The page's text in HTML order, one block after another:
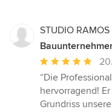
STUDIO RAMOS
Durchschnittliche
Bewertung:
5
von
“Die
hervorragend!
Grundriss